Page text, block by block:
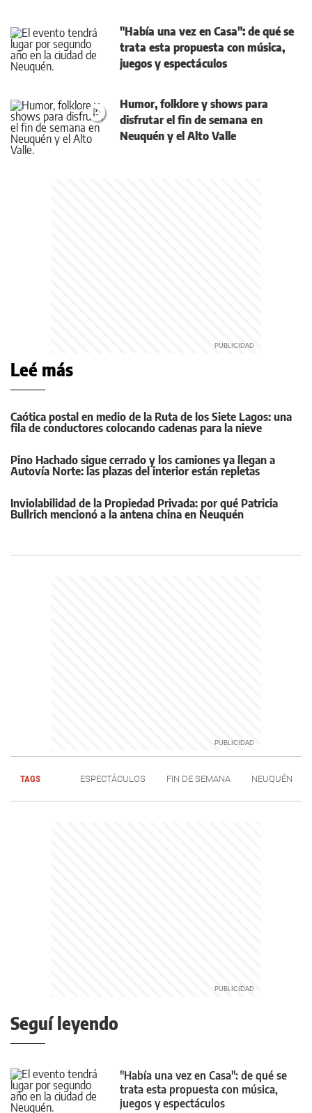
"Había una vez en Casa": de qué se
trata esta propuesta con música,
juegos y espectáculos
Humor, folklore y shows para
disfrutar el fin de semana en
Neuquén y el Alto Valle
Leé más
Caótica postal en medio de la Ruta de los Siete Lagos: una
fila de conductores colocando cadenas para la nieve
Pino Hachado sigue cerrado y los camiones ya llegan a
Autovía Norte: las plazas del interior están repletas
Inviolabilidad de la Propiedad Privada: por qué Patricia
Bullrich mencionó a la antena china en Neuquén
TAGS ESPECTÁCULOS FIN DE SEMANA NEUQUÉN
Seguí leyendo
"Había una vez en Casa": de qué se
trata esta propuesta con música,
juegos y espectáculos